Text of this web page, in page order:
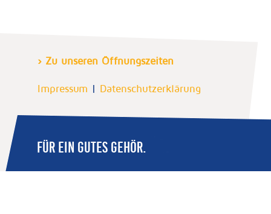
› Zu unseren Öffnungszeiten
Impressum | Datenschutzerklärung
FÜR EIN GUTES GEHÖR.